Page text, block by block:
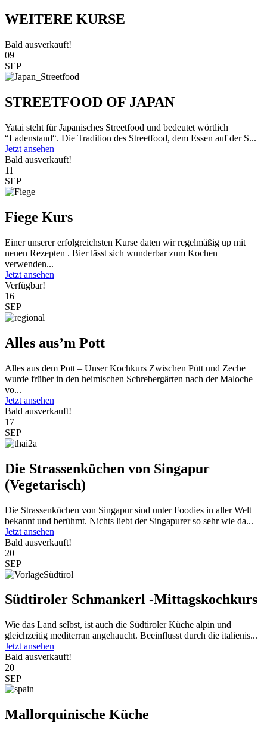
WEITERE KURSE
Bald ausverkauft!
09
SEP
STREETFOOD OF JAPAN
Yatai steht für Japanisches Streetfood und bedeutet wörtlich
“Ladenstand“. Die Tradition des Streetfood, dem Essen auf der S...
Jetzt ansehen
Bald ausverkauft!
11
SEP
Fiege Kurs
Einer unserer erfolgreichsten Kurse daten wir regelmäßig up mit
neuen Rezepten . Bier lässt sich wunderbar zum Kochen
verwenden...
Jetzt ansehen
Verfügbar!
16
SEP
Alles aus’m Pott
Alles aus dem Pott – Unser Kochkurs Zwischen Pütt und Zeche
wurde früher in den heimischen Schrebergärten nach der Maloche
vo...
Jetzt ansehen
Bald ausverkauft!
17
SEP
Die Strassenküchen von Singapur
(Vegetarisch)
Die Strassenküchen von Singapur sind unter Foodies in aller Welt
bekannt und berühmt. Nichts liebt der Singapurer so sehr wie da...
Jetzt ansehen
Bald ausverkauft!
20
SEP
Südtiroler Schmankerl -Mittagskochkurs
Wie das Land selbst, ist auch die Südtiroler Küche alpin und
gleichzeitig mediterran angehaucht. Beeinflusst durch die italienis...
Jetzt ansehen
Bald ausverkauft!
20
SEP
Mallorquinische Küche